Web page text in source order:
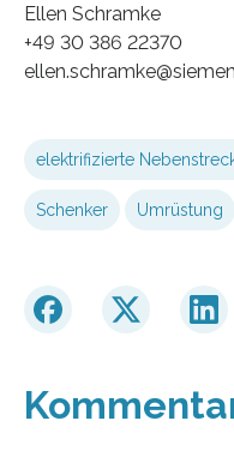
Ellen Schramke
+49 30 386 22370
elektrifizierte
Schenker Umrüstung